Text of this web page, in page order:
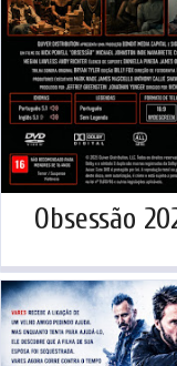
Obsessão